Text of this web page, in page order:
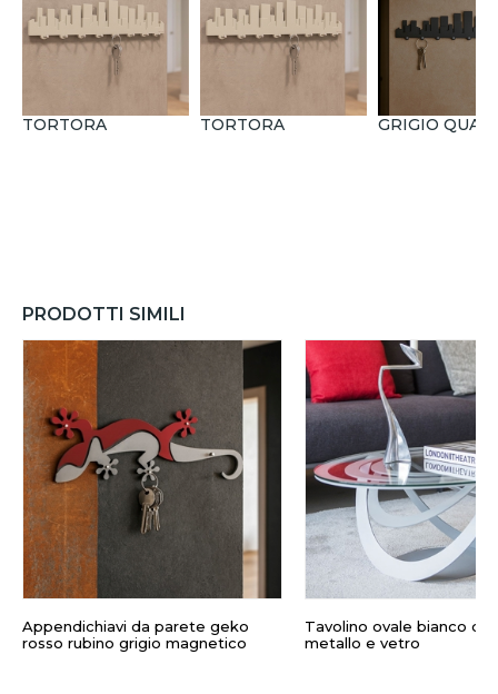
TORTORA TORTORA GRIGIO
PRODOTTI SIMILI
Appendichiavi da parete geko
rosso rubino grigio magnetico
Tavolino ovale bianco da
metallo e vetro